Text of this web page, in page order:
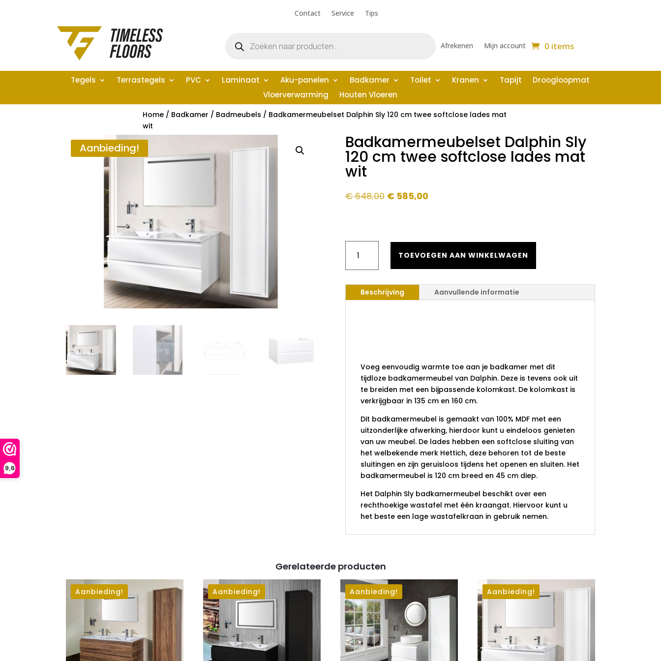
9,6
Contact Service Tips
zoeken Afrekenen Mijn account 0 items
Tegels Terrastegels PVC Laminaat Aku-panelen Badkamer Toilet Kranen Tapijt
Droogloopmat
Vloerverwarming
Houten Vloeren
Home/ Badkamer / Badmeubels / Badkamermeubelset Dalphin Sly 120 cm twee softclose lades mat
wit
Aanbieding! Badkamermeubelset Dalphin Sly
120 cm twee softclose lades mat
wit
€648,00 Oorspronkelijke
€585,00Huidige
BADKAMERMEUBELSET
DALPHIN
120
SOFTCLOSE
TOEVOEGEN AAN WINKELWAGEN
Beschrijving Aanvullende informatie
Voeg eenvoudig warmte toe aan je badkamer met dit
tijdloze badkamermeubel van Dalphin. Deze is tevens ook uit
te breiden met een bijpassende kolomkast. De kolomkast is
verkrijgbaar in 135 cm en 160 cm.
Dit badkamermeubel is gemaakt van 100% MDF met een
uitzonderlijke afwerking, hierdoor kunt u eindeloos genieten
van uw meubel. De lades hebben een softclose sluiting van
het welbekende merk Hettich, deze behoren tot de beste
sluitingen en zijn geruisloos tijdens het openen en sluiten. Het
badkamermeubel is 120 cm breed en 45 cm diep.
Het Dalphin Sly badkamermeubel beschikt over een
rechthoekige wastafel met één kraangat. Hiervoor kunt u
het beste een lage wastafelkraan in gebruik nemen.
Gerelateerde producten
Aanbieding! Aanbieding! Aanbieding! Aanbieding!